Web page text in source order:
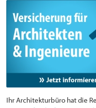
Ihr Architekturbüro hat die